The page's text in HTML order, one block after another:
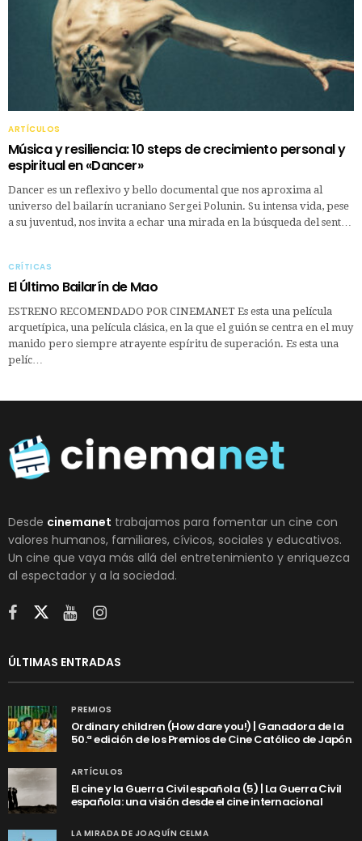
ARTÍCULOS
Música y resiliencia: 10 steps de crecimiento personal y
espiritual en «Dancer»
Dancer es un reflexivo y bello documental que nos aproxima al
universo del bailarín ucraniano Sergei Polunin. Su intensa vida, pese
a su juventud, nos invita a echar una mirada en la búsqueda del sent…
CRÍTICAS
El Último Bailarín de Mao
ESTRENO RECOMENDADO POR CINEMANET Es esta una película
arquetípica, una película clásica, en la que el guión se centra en el muy
manido pero siempre atrayente espíritu de superación. Es esta una
pelíc…
Desde cinemanet trabajamos para fomentar un cine con
valores humanos, familiares, cívicos, sociales y educativos.
Un cine que vaya más allá del entretenimiento y enriquezca
al espectador y a la sociedad.
ÚLTIMAS ENTRADAS
PREMIOS
Ordinary children (How dare you!) | Ganadora de la
50.ª edición de los Premios de Cine Católico de Japón
ARTÍCULOS
El cine y la Guerra Civil española (5) | La Guerra Civil
española: una visión desde el cine internacional
LA MIRADA DE JOAQUÍN CELMA